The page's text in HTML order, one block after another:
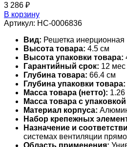
3 286 ₽
В корзину
Артикул: НС-0006836
Вид: Решетка инерционная
Высота товара: 4.5 см
Высота упаковки товара:
Гарантийный срок: 12 мес
Глубина товара: 66.4 см
Глубина упаковки товара:
Масса товара (нетто): 1.26
Масса товара с
Материал корпуса:
Набор крепежных
Назначение и
системах вентиляции
Область применения: